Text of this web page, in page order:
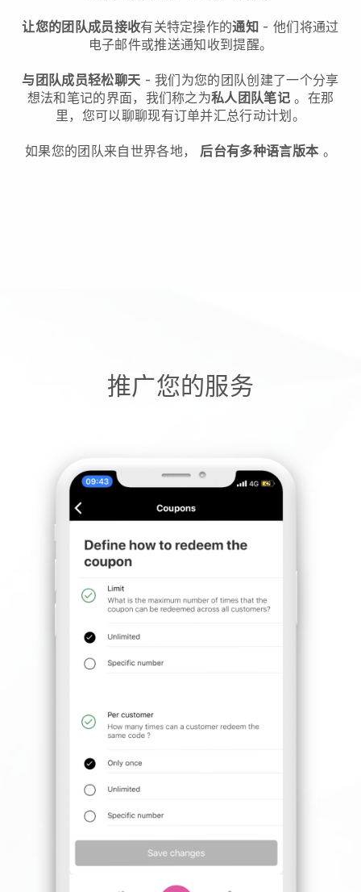
让您的团队成员接收有关特定操作的通知 - 他们将通过
电子邮件或推送通知收到提醒。
与团队成员轻松聊天 - 我们为您的团队创建了一个分享
想法和笔记的界面，我们称之为私人团队笔记 。在那
里，您可以聊聊现有订单并汇总行动计划。
如果您的团队来自世界各地， 后台有多种语言版本 。
推广您的服务